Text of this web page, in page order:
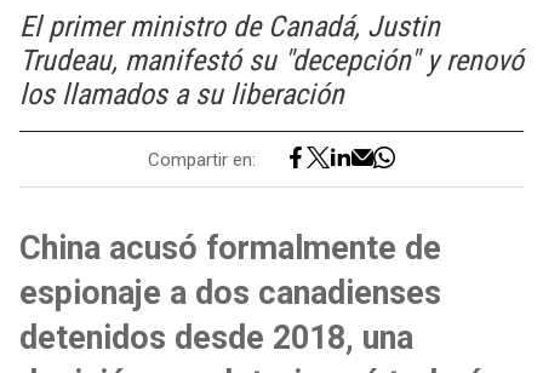
El primer ministro de Canadá, Justin
Trudeau, manifestó su "decepción" y renovó
los llamados a su liberación
Compartir en:
China acusó formalmente de
espionaje a dos canadienses
detenidos desde 2018, una